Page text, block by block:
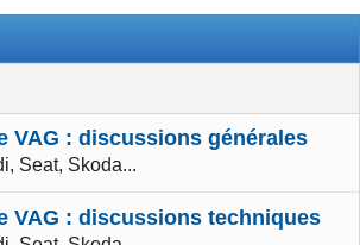
VAG : discussions générales
Seat, Skoda...
VAG : discussions techniques